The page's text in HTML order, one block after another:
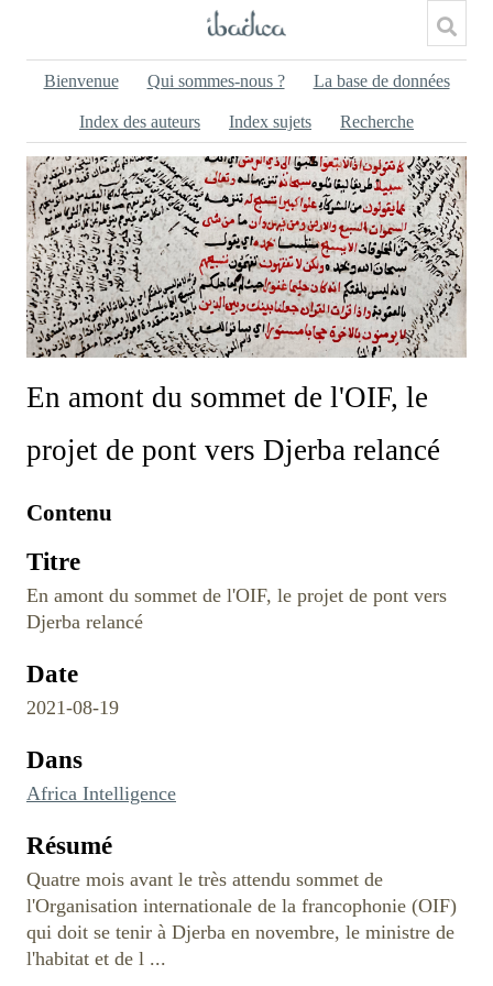
Bienvenue Qui sommes-nous ? La base de données
Index des auteurs Index sujets Recherche
En amont du sommet de l'OIF, le
projet de pont vers Djerba relancé
Contenu
Titre
En amont du sommet de l'OIF, le projet de pont vers
Djerba relancé
Date
2021-08-19
Dans
Africa Intelligence
Résumé
Quatre mois avant le très attendu sommet de
l'Organisation internationale de la francophonie (OIF)
qui doit se tenir à Djerba en novembre, le ministre de
l'habitat et de l ...